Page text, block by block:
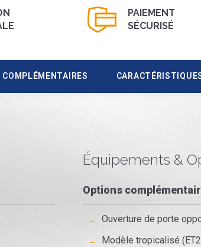
PAIEMENT
SÉCURISÉ
COMPLÉMENTAIRES
Équipements &
Options
Ouverture de porte
Modèle tropicalisé